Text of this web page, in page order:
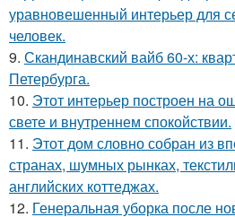
уравновешенный интерьер для
человек.
9. Скандинавский вайб 60-х:
Петербурга.
10. Этот интерьер построен на
свете и внутреннем спокойствии.
11. Этот дом словно собран из
странах, шумных рынках,
английских коттеджах.
12. Генеральная уборка после